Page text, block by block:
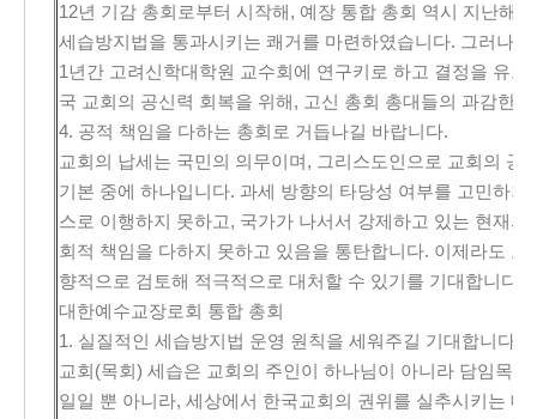
12년 기감 총회로부터 시작해, 예장 통합 총회 역시 지난해
세습방지법을 통과시키는 쾌거를 마련하였습니다. 그러나
1년간 고려신학대학원 교수회에 연구키로 하고 결정을 유
국 교회의 공신력 회복을 위해, 고신 총회 총대들의 과감한
4. 공적 책임을 다하는 총회로 거듭나길 바랍니다.
교회의 납세는 국민의 의무이며, 그리스도인으로 교회의 공
기본 중에 하나입니다. 과세 방향의 타당성 여부를 고민하
스로 이행하지 못하고, 국가가 나서서 강제하고 있는 현재
회적 책임을 다하지 못하고 있음을 통탄합니다. 이제라도
향적으로 검토해 적극적으로 대처할 수 있기를 기대합니다.
대한예수교장로회 통합 총회
1. 실질적인 세습방지법 운영 원칙을 세워주길 기대합니다.
교회(목회) 세습은 교회의 주인이 하나님이 아니라 담임목
일일 뿐 아니라, 세상에서 한국교회의 권위를 실추시키는